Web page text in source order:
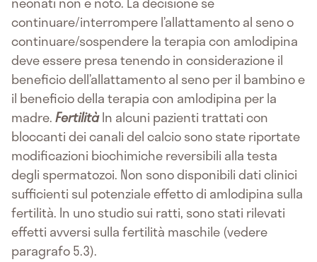
continuare/interrompere l’allattamento al seno o
continuare/sospendere la terapia con amlodipina
deve essere presa tenendo in considerazione il
beneficio dell’allattamento al seno per il bambino e
il beneficio della terapia con amlodipina per la
madre.FertilitàIn alcuni pazienti trattati con
bloccanti dei canali del calcio sono state riportate
modificazioni biochimiche reversibili alla testa
degli spermatozoi. Non sono disponibili dati clinici
sufficienti sul potenziale effetto di amlodipina sulla
fertilità. In uno studio sui ratti, sono stati rilevati
effetti avversi sulla fertilità maschile (vedere
paragrafo 5.3).